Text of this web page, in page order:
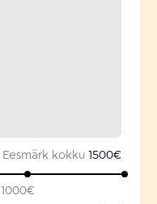
Eesmärk kokku 1500€
1000€